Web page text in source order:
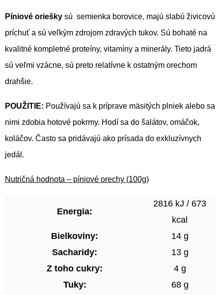
Píniové oriešky sú semienka borovice, majú slabú živicovú
príchuť a sú veľkým zdrojom zdravých tukov. Sú bohaté na
kvalitné kompletné proteíny, vitamíny a minerály. Tieto jadrá
sú veľmi vzácne, sú preto relatívne k ostatným orechom
drahšie.
POUŽITIE: Používajú sa k príprave mäsitých plniek alebo sa
nimi zdobia hotové pokrmy. Hodí sa do šalátov, omáčok,
koláčov. Často sa pridávajú ako prísada do exkluzívnych
jedál.
Nutričná hodnota – píniové orechy (100g)
Energia:
2816 kJ / 673
kcal
Bielkoviny:
14 g
Sacharidy:
13 g
Z toho cukry:
4 g
Tuky:
68 g